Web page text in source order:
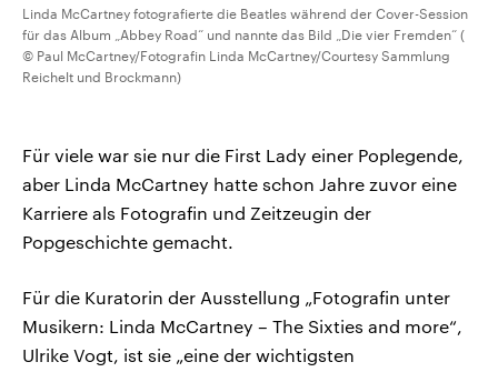
Linda McCartney fotografierte die Beatles während der Cover-Session
für das Album „Abbey Road“ und nannte das Bild „Die vier Fremden“ (
© Paul McCartney/Fotografin Linda McCartney/Courtesy Sammlung
Reichelt und Brockmann)
Für viele war sie nur die First Lady einer Poplegende,
aber Linda McCartney hatte schon Jahre zuvor eine
Karriere als Fotografin und Zeitzeugin der
Popgeschichte gemacht.
Für die Kuratorin der Ausstellung „Fotografin unter
Musikern: Linda McCartney – The Sixties and more“,
Ulrike Vogt, ist sie „eine der wichtigsten